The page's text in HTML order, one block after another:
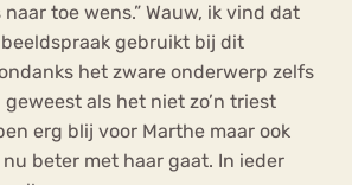
toe wens.” Wauw, ik vind dat
gebruikt bij dit
het zware onderwerp zelfs
als het niet zo’n triest
erg blij voor Marthe maar ook
beter met haar gaat. In ieder